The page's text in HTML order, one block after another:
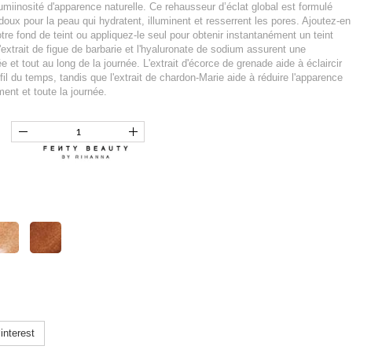
d'apparence naturelle. Ce rehausseur d’éclat global est formulé
pour la peau qui hydratent, illuminent et resserrent les pores. Ajoutez-en
fond de teint ou appliquez-le seul pour obtenir instantanément un teint
de figue de barbarie et l'hyaluronate de sodium assurent une
et tout au long de la journée. L'extrait d'écorce de grenade aide à éclaircir
du temps, tandis que l'extrait de chardon-Marie aide à réduire l'apparence
et toute la journée.